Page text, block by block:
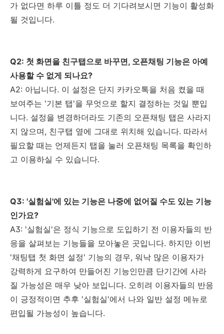
가 없다면 하루 이틀 정도 더 기다려보시면 기능이 활성화
될 것입니다.
Q2: 첫 화면을 친구탭으로 바꾸면, 오픈채팅 기능은 아예
사용할 수 없게 되나요?
A2: 아닙니다. 이 설정은 단지 카카오톡을 처음 켰을 때
보여주는 '기본 탭'을 무엇으로 할지 결정하는 것일 뿐입
니다. 설정을 변경하더라도 기존의 오픈채팅 탭은 사라지
지 않으며, 친구탭 옆에 그대로 위치해 있습니다. 따라서
필요할 때는 언제든지 탭을 눌러 오픈채팅 목록을 확인하
고 이용하실 수 있습니다.
Q3: '실험실'에 있는 기능은 나중에 없어질 수도 있는 기능
인가요?
A3: '실험실'은 정식 기능으로 도입하기 전 이용자들의 반
응을 살펴보는 기능들을 모아놓은 곳입니다. 하지만 이번
'채팅탭 첫 화면 설정' 기능의 경우, 워낙 많은 이용자가
강력하게 요구하여 만들어진 기능인만큼 단기간에 사라
질 가능성은 매우 낮아 보입니다. 오히려 이용자들의 반응
이 긍정적이면 추후 '실험실'에서 나와 일반 설정 메뉴로
편입될 가능성이 높습니다.